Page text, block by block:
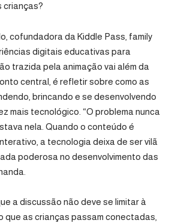
crianças?
cofundadora da Kiddle Pass , family
digitais educativas para
trazida pela animação vai além da
central, é refletir sobre como as
brincando e se desenvolvendo
mais tecnológico. “O problema nunca
nela. Quando o conteúdo é
a tecnologia deixa de ser vilã
poderosa no desenvolvimento das
a discussão não deve se limitar à
que as crianças passam conectadas,